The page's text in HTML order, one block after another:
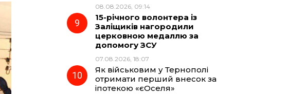
08.08.2026, 09:14
15-річного волонтера із
Заліщиків нагородили
церковною медаллю за
допомогу ЗСУ
07.08.2026, 18:07
Як військовим у Тернополі
отримати перший внесок за
іпотекою «єОселя»